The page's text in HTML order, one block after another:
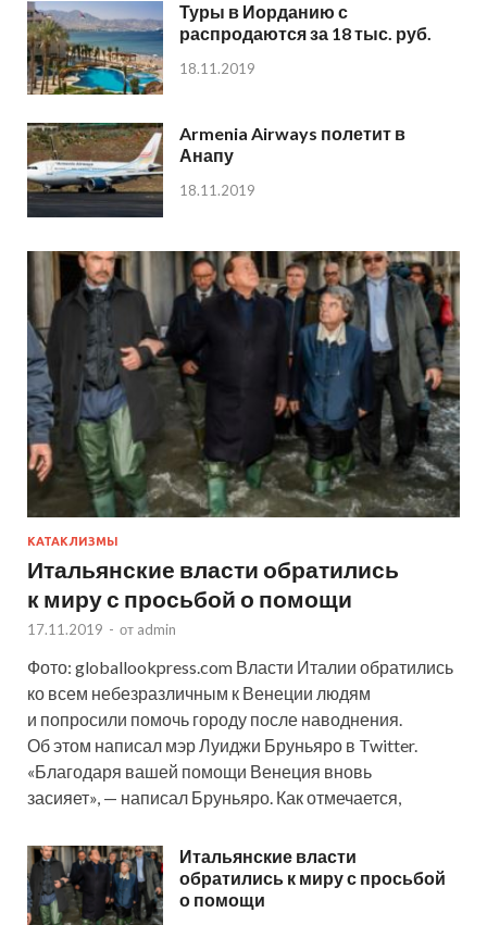
Туры в Иорданию с
распродаются за 18 тыс. руб.
18.11.2019
Armenia Airways полетит в
Анапу
18.11.2019
КАТАКЛИЗМЫ
Итальянские власти обратились
к миру с просьбой о помощи
17.11.2019 - от admin
Фото: globallookpress.com Власти Италии обратились
ко всем небезразличным к Венеции людям
и попросили помочь городу после наводнения.
Об этом написал мэр Луиджи Бруньяро в Twitter.
«Благодаря вашей помощи Венеция вновь
засияет», — написал Бруньяро. Как отмечается,
Итальянские власти
обратились к миру с просьбой
о помощи